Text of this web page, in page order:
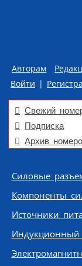
Авторам
Войти |
Свежий
Подписка
Архив
Skip to content
Силовые
Компоненты
Источники
Индукционный